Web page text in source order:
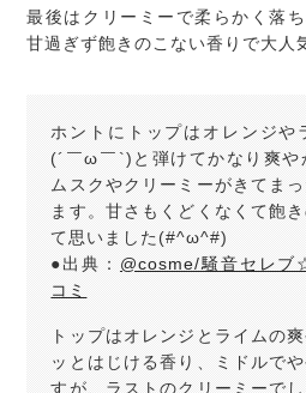
最後はクリーミーで柔らかく落
甘過ぎず飽きのこない香りで大人
ホントにトップはオレンジや
(´￣ω￣`)と弾けてかなり爽や
ムスクやクリーミーがきてま
ます。甘さもくどくなくて飽
て思いました(#^ω^#)
●出典： @cosme/騒音セレブ
コミ
トップはオレンジとライムの
ッとはじける香り、ミドルで
すが、ラストのクリーミーで